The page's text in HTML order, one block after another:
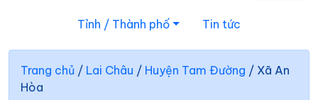
Tỉnh / Thành phố Tin tức
Trang chủ / Lai Châu / Huyện Tam Đường / Xã An
Hòa